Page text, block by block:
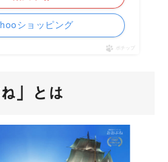
ショッピング
ポチップ
ね」とは